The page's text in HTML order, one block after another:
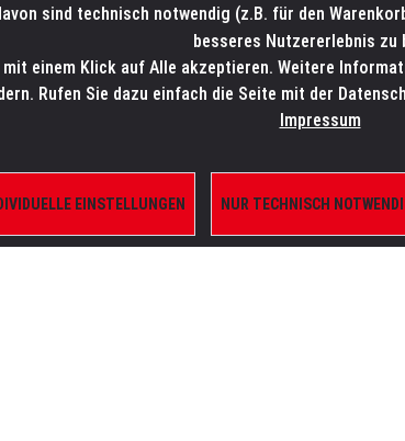
SALES-HOTLINE: +49 5451 5900-800
PRODUKTE/SHOP MARKEN AKTUELLES
SCHEINWERFER UND KOMPONENTEN
sind technisch notwendig (z.B. für den
besseres Nutzererlebnis zu
einem Klick auf Alle akzeptieren. Weitere
Rufen Sie dazu einfach die Seite mit der
Impressum
EINSTELLUNGEN NUR TECHNISCH